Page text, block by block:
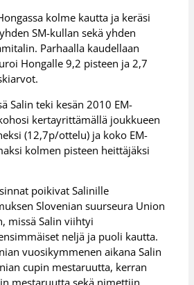
kolme kautta ja keräsi
SM-kullan sekä yhden
Parhaalla kaudellaan
Hongalle 9,2 pisteen ja 2,7
Salin teki kesän 2010 EM-
kertayrittämällä joukkueen
(12,7p/ottelu) ja koko EM-
kolmen pisteen heittäjäksi
poikivat Salinille
Slovenian suurseura Union
missä Salin viihtyi
neljä ja puoli kautta.
vuosikymmenen aikana Salin
cupin mestaruutta, kerran